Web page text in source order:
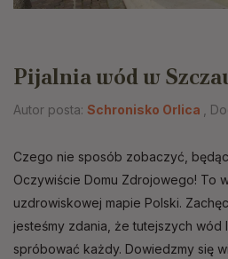
Pijalnia wód w
Autor posta: Schronisko Orlica ,
Czego nie sposób zobaczyć,
Oczywiście Domu Zdrojowego! To
uzdrowiskowej mapie Polski.
jesteśmy zdania, że tutejszych
spróbować każdy. Dowiedzmy się